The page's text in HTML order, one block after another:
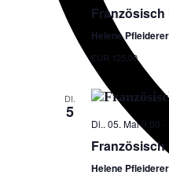
Französisch
Helene
EUR 125,00
DI.
5
Di.. 05. Mai 9:00 -
Französisch
Helene